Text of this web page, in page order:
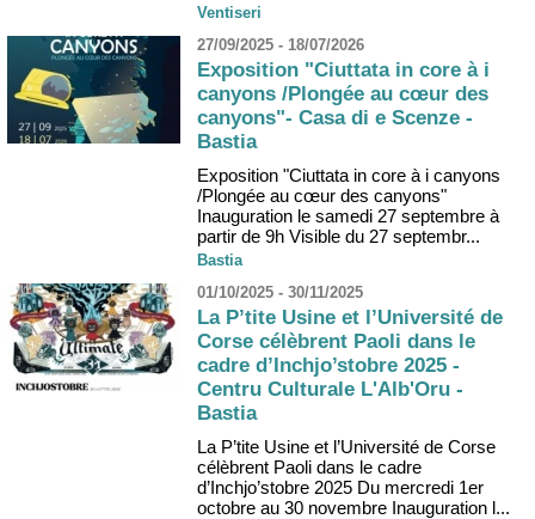
Ventiseri
27/09/2025 - 18/07/2026
Exposition "Ciuttata in core à i
canyons /Plongée au cœur des
canyons"- Casa di e Scenze -
Bastia
Exposition "Ciuttata in core à i canyons
/Plongée au cœur des canyons"
Inauguration le samedi 27 septembre à
partir de 9h Visible du 27 septembr...
Bastia
01/10/2025 - 30/11/2025
La P’tite Usine et l’Université de
Corse célèbrent Paoli dans le
cadre d’Inchjo’stobre 2025 -
Centru Culturale L'Alb'Oru -
Bastia
La P’tite Usine et l’Université de Corse
célèbrent Paoli dans le cadre
d’Inchjo’stobre 2025 Du mercredi 1er
octobre au 30 novembre Inauguration l...